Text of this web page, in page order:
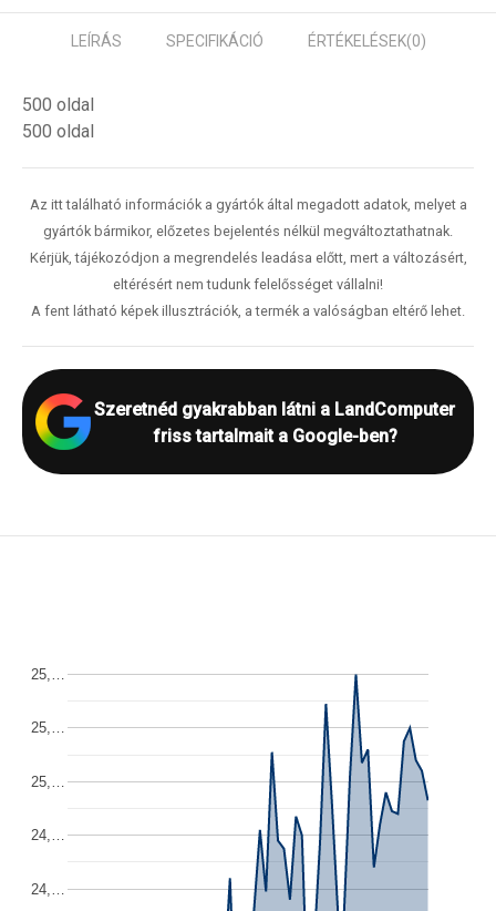
LEÍRÁS SPECIFIKÁCIÓ ÉRTÉKELÉSEK(0)
500 oldal
500 oldal
Az itt található információk a gyártók által megadott adatok, melyet a
gyártók bármikor, előzetes bejelentés nélkül megváltoztathatnak.
Kérjük, tájékozódjon a megrendelés leadása előtt, mert a változásért,
eltérésért nem tudunk felelősséget vállalni!
A fent látható képek illusztrációk, a termék a valóságban eltérő lehet.
Szeretnéd gyakrabban látni a LandComputer
friss tartalmait a Google-ben?
24,…
24,…
25,…
25,…
25,…